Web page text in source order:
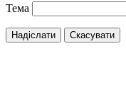
Тема
Надіслати Скасувати